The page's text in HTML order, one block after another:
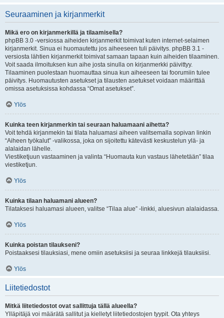
Seuraaminen ja kirjanmerkit
Mikä ero on kirjanmerkillä ja tilaamisella?
phpBB 3.0 -versiossa aiheiden kirjanmerkit toimivat kuten internet-selaimen
kirjanmerkit. Sinua ei huomautettu jos aiheeseen tuli päivitys. phpBB 3.1 -
versiosta lähtien kirjanmerkit toimivat samaan tapaan kuin aiheiden tilaaminen.
Voit saada ilmoituksen kun aihe josta sinulla on kirjanmerkki päivittyy.
Tilaaminen puolestaan huomauttaa sinua kun aiheeseen tai foorumiin tulee
päivitys. Huomautusten asetukset ja tilausten asetukset voidaan määrittää
omissa asetuksissa kohdassa “Omat asetukset”.
Ylös
Kuinka teen kirjanmerkin tai seuraan haluamaani aihetta?
Voit tehdä kirjanmekin tai tilata haluamasi aiheen valitsemalla sopivan linkin
“Aiheen työkalut” -valikossa, joka on sijoitettu kätevästi keskustelun ylä- ja
alalaidan lähelle.
Viestiketjuun vastaaminen ja valinta “Huomauta kun vastaus lähetetään” tilaa
viestiketjun.
Ylös
Kuinka tilaan haluamani alueen?
Tilataksesi haluamasi alueen, valitse “Tilaa alue” -linkki, aluesivun alalaidassa.
Ylös
Kuinka poistan tilaukseni?
Poistaaksesi tilauksiasi, mene omiin asetuksiisi ja seuraa linkkejä tilauksiisi.
Ylös
Liitetiedostot
Mitkä liitetiedostot ovat sallittuja tällä alueella?
Ylläpitäjä voi määrätä sallitut ja kielletyt liitetiedostojen tyypit. Ota yhteys